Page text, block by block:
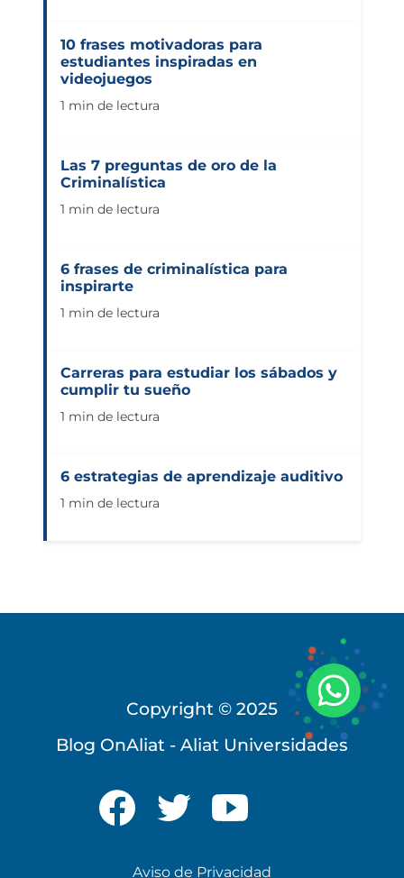
10 frases motivadoras para
estudiantes inspiradas en
videojuegos
1 min de lectura
Las 7 preguntas de oro de la
Criminalística
1 min de lectura
6 frases de criminalística para
inspirarte
1 min de lectura
Carreras para estudiar los sábados y
cumplir tu sueño
1 min de lectura
6 estrategias de aprendizaje auditivo
1 min de lectura
Copyright © 2025
Blog OnAliat - Aliat Universidades
Aviso de Privacidad
Universidad Virtual